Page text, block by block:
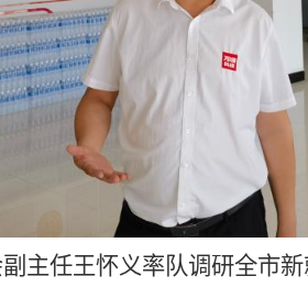
主任王怀义率队调研全市